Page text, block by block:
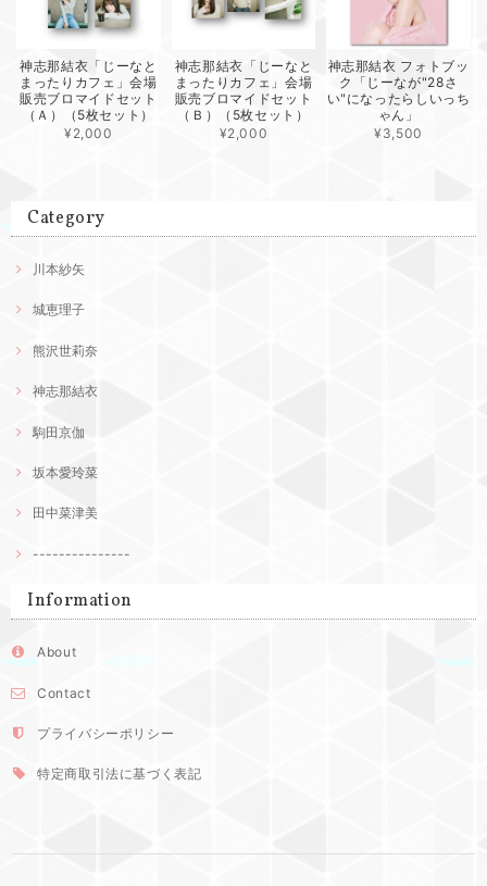
神志那結衣「じーなと
まったりカフェ」会場
販売ブロマイドセット
（Ａ）（5枚セット）
¥2,000
神志那結衣「じーなと
まったりカフェ」会場
販売ブロマイドセット
（Ｂ）（5枚セット）
¥2,000
神志那結衣 フォトブッ
ク「じーなが"28さ
い"になったらしいっち
ゃん」
¥3,500
Category
川本紗矢
城恵理子
熊沢世莉奈
神志那結衣
駒田京伽
坂本愛玲菜
田中菜津美
---------------
Information
About
Contact
プライバシーポリシー
特定商取引法に基づく表記